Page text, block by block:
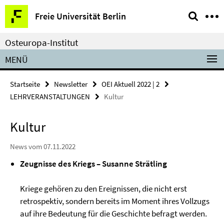
Springe
direkt
zu
Inhalt
Freie Universität Berlin
Service-
Navigation
Osteuropa-Institut
MENÜ
Startseite Newsletter
OEI Aktuell 2022 | 2
LEHRVERANSTALTUNGEN
Kultur
Kultur
News vom 07.11.2022
Zeugnisse des Kriegs – Susanne Strätling
Kriege gehören zu den Ereignissen, die nicht erst
retrospektiv, sondern bereits im Moment ihres Vollzugs
auf ihre Bedeutung für die Geschichte befragt werden.